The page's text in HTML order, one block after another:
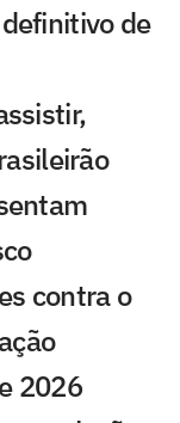
de
contra o
2026